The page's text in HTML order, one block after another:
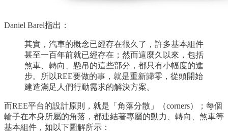
Daniel Barel指出：
其實，汽車的概念已經存在很久了，許多基本組件
甚至一百年前就已經存在；然而這麼久以來，包括
煞車、轉向、懸吊的這些部分，都只有小幅度的進
步。所以REE要做的事，就是重新歸零，從頭開始
建造滿足人們行動需求的解決方案。
而REE平台的設計原則，就是「角落分散」（corners）；每個
輪子在本身所屬的角落，都連結著專屬的動力、轉向、煞車等
基本組件，如以下圖解所示：